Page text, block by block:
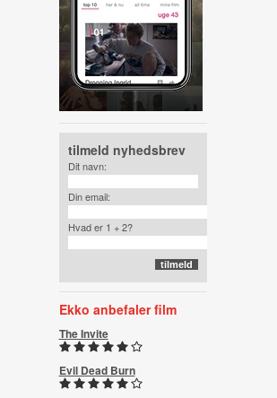
tilmeld nyhedsbrev
Dit navn:
Din email:
Hvad er 1 + 2?
Ekko anbefaler film
The Invite
Evil Dead Burn